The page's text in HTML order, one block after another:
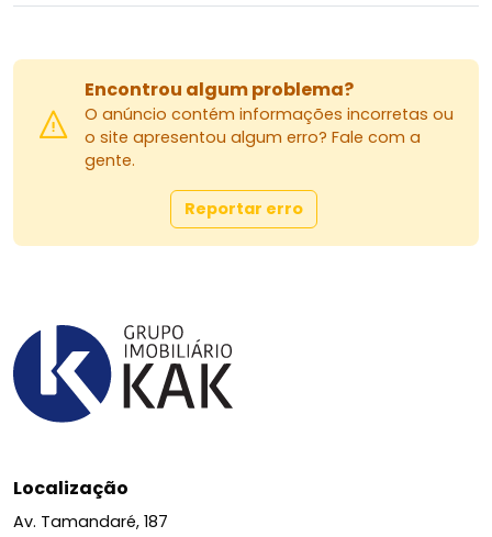
Encontrou algum problema?
O anúncio contém informações incorretas ou
o site apresentou algum erro? Fale com a
gente.
Reportar erro
Localização
Av. Tamandaré, 187